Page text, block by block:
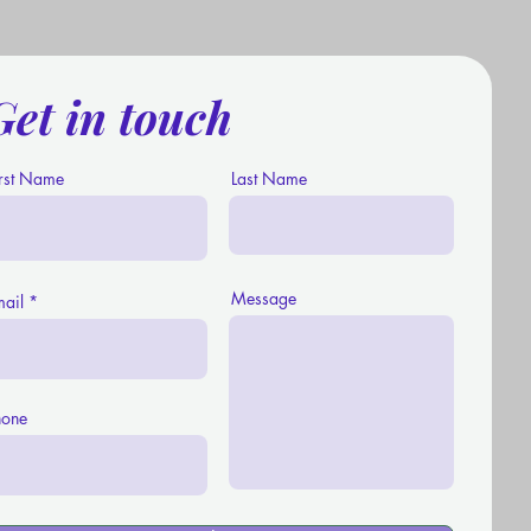
in touch
Name Last Name
Message